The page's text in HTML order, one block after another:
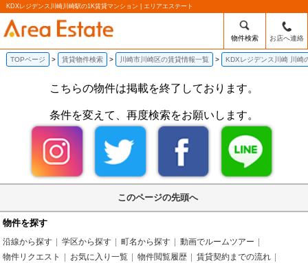
KDXレジデンス川崎川崎駅の1K賃貸マンション | エリアエステート
物件検索 お店へ連絡
TOPページ 賃貸物件検索 川崎市川崎区の賃貸情報一覧 KDXレジデンス川崎 川崎
こちらの物件は掲載を終了しております。
条件を変えて、再度検索をお願いします。
このページの先頭へ
物件を探す
沿線から探す 学区から探す 町名から探す
動画でルームツアー
物件リクエスト
お気に入り一覧 物件閲覧履歴
賃貸契約までの流れ